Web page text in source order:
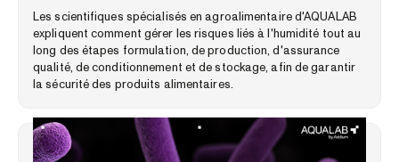
Les scientifiques spécialisés en agroalimentaire d'AQUALAB
expliquent comment gérer les risques liés à l'humidité tout au
long des étapes formulation, de production, d'assurance
qualité, de conditionnement et de stockage, afin de garantir
la sécurité des produits alimentaires.